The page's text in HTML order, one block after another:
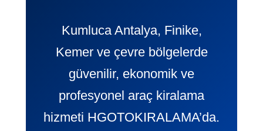
Kumluca Antalya, Finike,
Kemer ve çevre bölgelerde
güvenilir, ekonomik ve
profesyonel araç kiralama
hizmeti HGOTOKIRALAMA’da.